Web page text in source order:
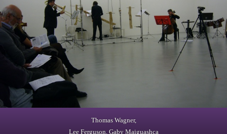
Thomas Wagner,
Lee Ferguson, Gaby Maiguashca